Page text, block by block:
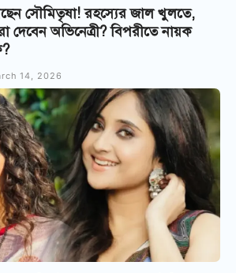
সৌমিতৃষা! রহস্যের জাল খুলতে,
অভিনেত্রী? বিপরীতে নায়ক
14, 2026